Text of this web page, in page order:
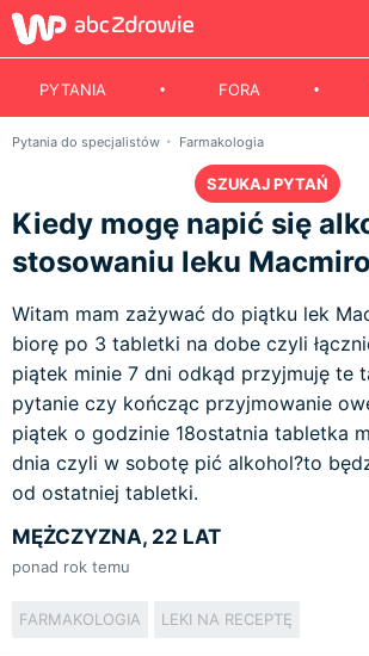
PYTANIA FORA
Pytania do specjalistów Farmakologia
SZUKAJ PYTAŃ
Kiedy mogę napić się
stosowaniu leku
Witam mam zażywać do piątku lek
biorę po 3 tabletki na dobe czyli
piątek minie 7 dni odkąd przyjmuję te
pytanie czy kończąc przyjmowanie
piątek o godzinie 18ostatnia tabletka
dnia czyli w sobotę pić alkohol?to
od ostatniej tabletki.
MĘŻCZYZNA, 22 LAT
ponad rok temu
FARMAKOLOGIA LEKI NA RECEPTĘ